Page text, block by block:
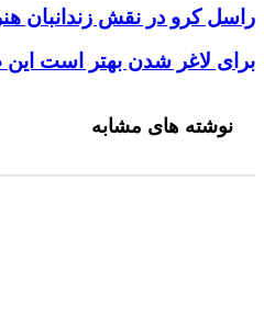
راسل کرو در نقش زندانبان هنر
راسل کرو در نقش زندانبان
برای لاغر شدن بهتر است این
برای لاغر شدن بهتر است این
نوشته های مشابه